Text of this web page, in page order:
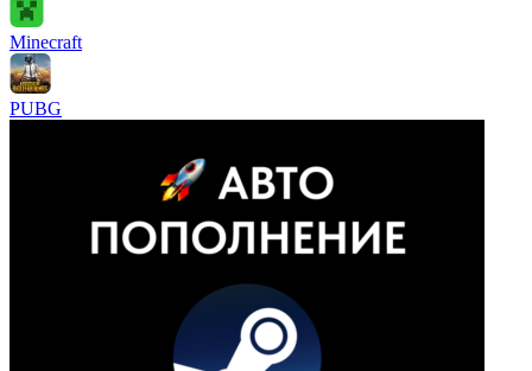
Minecraft
PUBG